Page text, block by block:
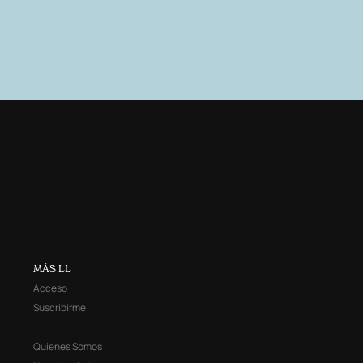
MÁS LL
Acceso
Suscribirme
Quienes Somos